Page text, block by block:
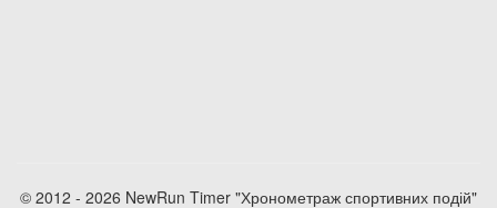
© 2012 - 2026 NewRun Timer "Хронометраж спортивних подій"